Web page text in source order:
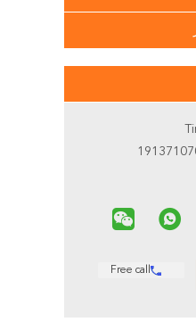
Free call